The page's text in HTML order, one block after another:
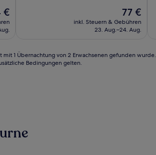
€
Der
Preis
beträgt
77 €
inkl. Steuern & Gebühren
23. Aug.–24. Aug.
1 Übernachtung von 2 Erwachsenen gefunden
Bedingungen gelten.